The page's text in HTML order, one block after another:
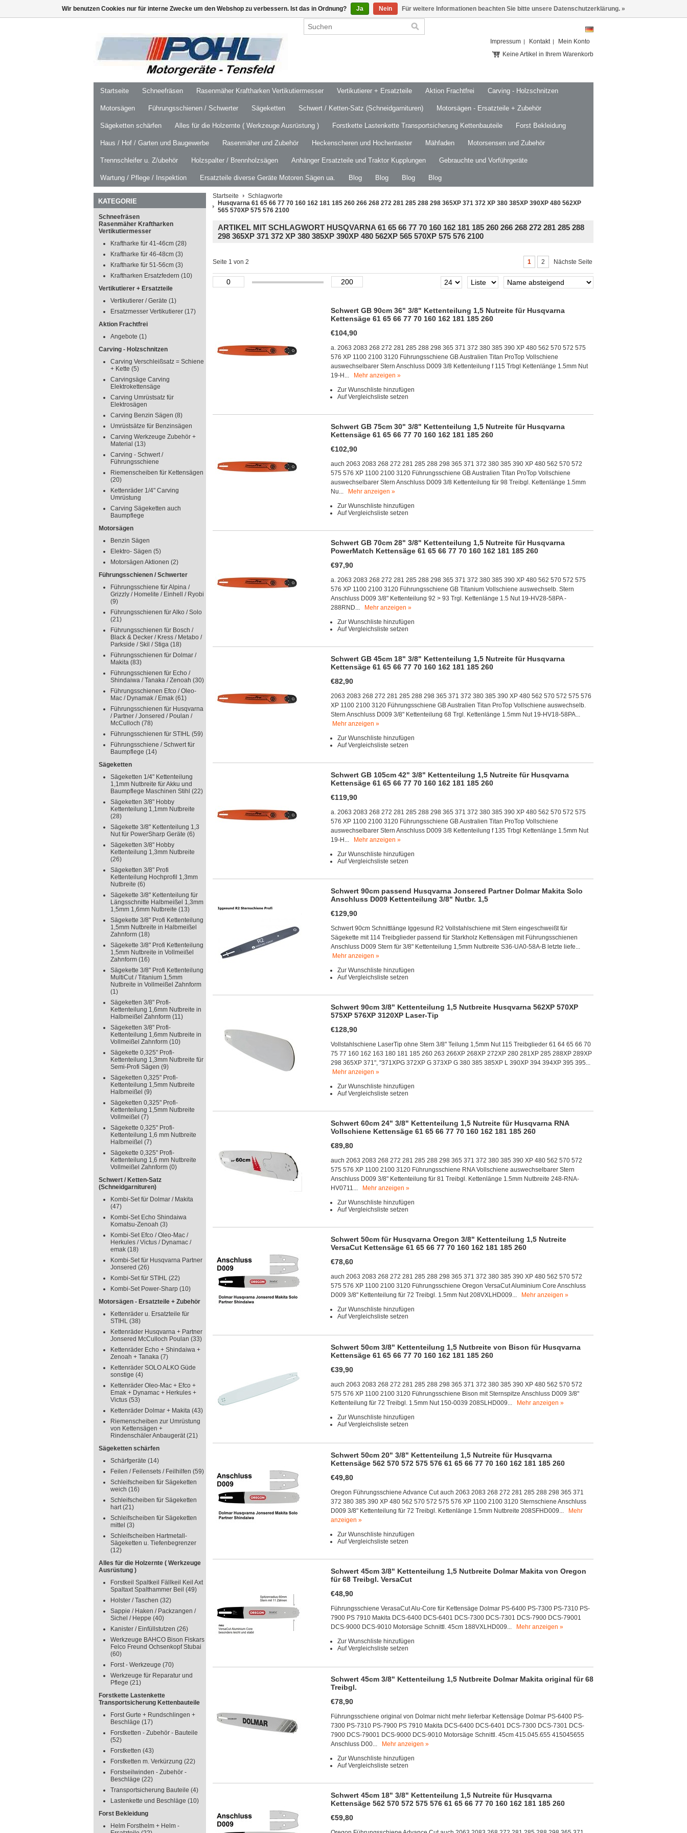
Impressum Kontakt
Mein Konto
Keine Artikel in Ihrem Warenkorb
Startseite Schneefräsen Rasenmäher Kraftharken Vertikutiermesser Vertikutierer + Ersatzteile Aktion Frachtfrei Carving - Holzschnitzen
Motorsägen Führungsschienen / Schwerter Sägeketten Schwert / Ketten-Satz (Schneidgarnituren) Motorsägen - Ersatzteile + Zubehör
Sägeketten schärfen Alles für die Holzernte ( Werkzeuge Ausrüstung ) Forstkette Lastenkette Transportsicherung Kettenbauteile Forst Bekleidung
Haus / Hof / Garten und Baugewerbe Rasenmäher und Zubehör Heckenscheren und Hochentaster Mähfaden Motorsensen und Zubehör
Trennschleifer u. Z/ubehör Holzspalter / Brennholzsägen Anhänger Ersatzteile und Traktor Kupplungen Gebrauchte und Vorführgeräte
Wartung / Pflege / Inspektion Ersatzteile diverse Geräte Motoren Sägen ua. Blog Blog Blog Blog
KATEGORIE
Schneefräsen
Rasenmäher Kraftharken
Vertikutiermesser
Kraftharke für 41-46cm (28)
Kraftharke für 46-48cm (3)
Kraftharke für 51-56cm (3)
Kraftharken Ersatzfedern (10)
Vertikutierer + Ersatzteile
Vertikutierer / Geräte (1)
Ersatzmesser Vertikutierer (17)
Aktion Frachtfrei
Angebote (1)
Carving - Holzschnitzen
Carving Verschleißsatz = Schiene
+ Kette (5)
Carvingsäge Carving
Elektrokettensäge
Carving Umrüstsatz für
Elektrosägen
Carving Benzin Sägen (8)
Umrüstsätze für Benzinsägen
Carving Werkzeuge Zubehör +
Material (13)
Carving - Schwert /
Führungsschiene
Riemenscheiben für Kettensägen
(20)
Kettenräder 1/4" Carving
Umrüstung
Carving Sägeketten auch
Baumpflege
Motorsägen
Benzin Sägen
Elektro- Sägen (5)
Motorsägen Aktionen (2)
Führungsschienen / Schwerter
Führungsschiene für Alpina /
Grizzly / Homelite / Einhell / Ryobi
(9)
Führungsschienen für Alko / Solo
(21)
Führungsschienen für Bosch /
Black & Decker / Kress / Metabo /
Parkside / Skil / Stiga (18)
Führungsschienen für Dolmar /
Makita (83)
Führungsschienen für Echo /
Shindaiwa / Tanaka / Zenoah (30)
Führungsschienen Efco / Oleo-
Mac / Dynamak / Emak (61)
Führungsschienen für Husqvarna
/ Partner / Jonsered / Poulan /
McCulloch (78)
Führungsschienen für STIHL (59)
Führungsschiene / Schwert für
Baumpflege (14)
Sägeketten
Sägeketten 1/4" Kettenteilung
1,1mm Nutbreite für Akku und
Baumpflege Maschinen Stihl (22)
Sägeketten 3/8" Hobby
Kettenteilung 1,1mm Nutbreite
(28)
Sägekette 3/8" Kettenteilung 1,3
Nut für PowerSharp Geräte (6)
Sägeketten 3/8" Hobby
Kettenteilung 1,3mm Nutbreite
(26)
Sägeketten 3/8" Profi
Kettenteilung Hochprofil 1,3mm
Nutbreite (6)
Sägekette 3/8" Kettenteilung für
Längsschnitte Halbmeißel 1,3mm
1,5mm 1,6mm Nutbreite (13)
Sägekette 3/8" Profi Kettenteilung
1,5mm Nutbreite in Halbmeißel
Zahnform (18)
Sägekette 3/8" Profi Kettenteilung
1,5mm Nutbreite in Vollmeißel
Zahnform (16)
Sägekette 3/8" Profi Kettenteilung
MultiCut / Titanium 1,5mm
Nutbreite in Vollmeißel Zahnform
(1)
Sägeketten 3/8" Profi-
Kettenteilung 1,6mm Nutbreite in
Halbmeißel Zahnform (11)
Sägeketten 3/8" Profi-
Kettenteilung 1,6mm Nutbreite in
Vollmeißel Zahnform (10)
Sägekette 0,325" Profi-
Kettenteilung 1,3mm Nutbreite für
Semi-Profi Sägen (9)
Sägeketten 0,325" Profi-
Kettenteilung 1,5mm Nutbreite
Halbmeißel (9)
Sägeketten 0,325" Profi-
Kettenteilung 1,5mm Nutbreite
Vollmeißel (7)
Sägekette 0,325" Profi-
Kettenteilung 1,6 mm Nutbreite
Halbmeißel (7)
Sägekette 0,325" Profi-
Kettenteilung 1,6 mm Nutbreite
Vollmeißel Zahnform (0)
Schwert / Ketten-Satz
(Schneidgarnituren)
Kombi-Set für Dolmar / Makita
(47)
Kombi-Set Echo Shindaiwa
Komatsu-Zenoah (3)
Kombi-Set Efco / Oleo-Mac /
Herkules / Victus / Dynamac /
emak (18)
Kombi-Set für Husqvarna Partner
Jonsered (26)
Kombi-Set für STIHL (22)
Kombi-Set Power-Sharp (10)
Motorsägen - Ersatzteile + Zubehör
Kettenräder u. Ersatzteile für
STIHL (38)
Kettenräder Husqvarna + Partner
Jonsered McCulloch Poulan (33)
Kettenräder Echo + Shindaiwa +
Zenoah + Tanaka (7)
Kettenräder SOLO ALKO Güde
sonstige (4)
Kettenräder Oleo-Mac + Efco +
Emak + Dynamac + Herkules +
Victus (53)
Kettenräder Dolmar + Makita (43)
Riemenscheiben zur Umrüstung
von Kettensägen +
Rindenschäler Anbaugerät(21)
Sägeketten schärfen
Schärfgeräte (14)
Feilen / Feilensets / Feilhilfen (59)
Schleifscheiben für Sägeketten
weich (16)
Schleifscheiben für Sägeketten
hart(21)
Schleifscheiben für Sägeketten
mittel (3)
Schleifscheiben Hartmetall-
Sägeketten u. Tiefenbegrenzer
(12)
Alles für die Holzernte ( Werkzeuge
Ausrüstung )
Forstkeil Spaltkeil Fällkeil Keil Axt
Spaltaxt Spalthammer Beil (49)
Holster / Taschen (32)
Sappie / Haken / Packzangen /
Sichel / Heppe (40)
Kanister / Einfüllstutzen (26)
Werkzeuge BAHCO Bison Fiskars
Felco Freund Ochsenkopf Stubai
(60)
Forst - Werkzeuge (70)
Werkzeuge für Reparatur und
Pflege (21)
Forstkette Lastenkette
Transportsicherung Kettenbauteile
Forst Gurte + Rundschlingen +
Beschläge (17)
Forstketten - Zubehör - Bauteile
(52)
Forstketten (43)
Forstketten m. Verkürzung (22)
Forstseilwinden - Zubehör -
Beschläge (22)
Transportsicherung Bauteile (4)
Lastenkette und Beschläge (10)
Forst Bekleidung
Helm Forsthelm + Helm -
Startseite
Schlagworte
Husqvarna 61 65 66 77 70 160 162 181 185 260 266 268 272 281 285 288 298 365XP 371 372 XP 380 385XP 390XP 480 562XP
565 570XP 575 576 2100
ARTIKEL MIT SCHLAGWORT HUSQVARNA 61 65 66 77 70 160 162 181 185 260 266 268 272 281 285 288
298 365XP 371 372 XP 380 385XP 390XP 480 562XP 565 570XP 575 576 2100
Seite 1 von 2 1 2 Nächste Seite
Schwert GB 90cm 36" 3/8" Kettenteilung 1,5 Nutreite für Husqvarna
Kettensäge 61 65 66 77 70 160 162 181 185 260
€104,90
a. 2063 2083 268 272 281 285 288 298 365 371 372 380 385 390 XP 480 562 570 572 575
576 XP 1100 2100 3120 Führungsschiene GB Australien Titan ProTop Vollschiene
auswechselbarer Stern Anschluss D009 3/8 Kettenteilung f 115 Trbgl Kettenlänge 1.5mm Nut
19-H...
Mehr anzeigen »
Zur Wunschliste hinzufügen
Auf Vergleichsliste setzen
Schwert GB 75cm 30" 3/8" Kettenteilung 1,5 Nutreite für Husqvarna
Kettensäge 61 65 66 77 70 160 162 181 185 260
€102,90
auch 2063 2083 268 272 281 285 288 298 365 371 372 380 385 390 XP 480 562 570 572
575 576 XP 1100 2100 3120 Führungsschiene GB Australien Titan ProTop Vollschiene
auswechselbarer Stern Anschluss D009 3/8 Kettenteilung für 98 Treibgl. Kettenlänge 1.5mm
Nu...
Mehr anzeigen »
Zur Wunschliste hinzufügen
Auf Vergleichsliste setzen
Schwert GB 70cm 28" 3/8" Kettenteilung 1,5 Nutreite für Husqvarna
PowerMatch Kettensäge 61 65 66 77 70 160 162 181 185 260
€97,90
a. 2063 2083 268 272 281 285 288 298 365 371 372 380 385 390 XP 480 562 570 572 575
576 XP 1100 2100 3120 Führungsschiene GB Titanium Vollschiene auswechselb. Stern
Anschluss D009 3/8" Kettenteilung 92 > 93 Trgl. Kettenlänge 1.5 Nut 19-HV28-58PA -
288RND...
Mehr anzeigen »
Zur Wunschliste hinzufügen
Auf Vergleichsliste setzen
Schwert GB 45cm 18" 3/8" Kettenteilung 1,5 Nutreite für Husqvarna
Kettensäge 61 65 66 77 70 160 162 181 185 260
€82,90
2063 2083 268 272 281 285 288 298 365 371 372 380 385 390 XP 480 562 570 572 575 576
XP 1100 2100 3120 Führungsschiene GB Australien Titan ProTop Vollschiene auswechselb.
Stern Anschluss D009 3/8" Kettenteilung 68 Trgl. Kettenlänge 1.5mm Nut 19-HV18-58PA...
Mehr anzeigen »
Zur Wunschliste hinzufügen
Auf Vergleichsliste setzen
Schwert GB 105cm 42" 3/8" Kettenteilung 1,5 Nutreite für Husqvarna
Kettensäge 61 65 66 77 70 160 162 181 185 260
€119,90
a. 2063 2083 268 272 281 285 288 298 365 371 372 380 385 390 XP 480 562 570 572 575
576 XP 1100 2100 3120 Führungsschiene GB Australien Titan ProTop Vollschiene
auswechselbarer Stern Anschluss D009 3/8 Kettenteilung f 135 Trbgl Kettenlänge 1.5mm Nut
19-H...
Mehr anzeigen »
Zur Wunschliste hinzufügen
Auf Vergleichsliste setzen
Schwert 90cm passend Husqvarna Jonsered Partner Dolmar Makita Solo
Anschluss D009 Kettenteilung 3/8" Nutbr. 1,5
€129,90
Schwert 90cm Schnittlänge Iggesund R2 Vollstahlschiene mit Stern eingeschweißt für
Sägekette mit 114 Treibglieder passend für Starkholz Kettensägen mit Führungsschienen
Anschluss D009 Stern für 3/8" Kettenteilung 1,5mm Nutbreite S36-UA0-58A-B letzte liefe...
Mehr anzeigen »
Zur Wunschliste hinzufügen
Auf Vergleichsliste setzen
Schwert 90cm 3/8" Kettenteilung 1,5 Nutbreite Husqvarna 562XP 570XP
575XP 576XP 3120XP Laser-Tip
€128,90
Vollstahlschiene LaserTip ohne Stern 3/8" Teilung 1,5mm Nut 115 Treibglieder 61 64 65 66 70
75 77 160 162 163 180 181 185 260 263 266XP 268XP 272XP 280 281XP 285 288XP 289XP
298 365XP 371", "371XPG 372XP G 373XP G 380 385 385XP L 390XP 394 394XP 395 395...
Mehr anzeigen »
Zur Wunschliste hinzufügen
Auf Vergleichsliste setzen
Schwert 60cm 24" 3/8" Kettenteilung 1,5 Nutreite für Husqvarna RNA
Vollschiene Kettensäge 61 65 66 77 70 160 162 181 185 260
€89,80
auch 2063 2083 268 272 281 285 288 298 365 371 372 380 385 390 XP 480 562 570 572
575 576 XP 1100 2100 3120 Führungsschiene RNA Vollschiene auswechselbarer Stern
Anschluss D009 3/8" Kettenteilung für 81 Treibgl. Kettenlänge 1.5mm Nutbreite 248-RNA-
HV0711...
Mehr anzeigen »
Zur Wunschliste hinzufügen
Auf Vergleichsliste setzen
Schwert 50cm für Husqvarna Oregon 3/8" Kettenteilung 1,5 Nutreite
VersaCut Kettensäge 61 65 66 77 70 160 162 181 185 260
€78,60
auch 2063 2083 268 272 281 285 288 298 365 371 372 380 385 390 XP 480 562 570 572
575 576 XP 1100 2100 3120 Führungsschiene Oregon VersaCut Aluminium Core Anschluss
D009 3/8" Kettenteilung für 72 Treibgl. 1.5mm Nut 208VXLHD009...
Mehr anzeigen »
Zur Wunschliste hinzufügen
Auf Vergleichsliste setzen
Schwert 50cm 3/8" Kettenteilung 1,5 Nutbreite von Bison für Husqvarna
Kettensäge 61 65 66 77 70 160 162 181 185 260
€39,90
auch 2063 2083 268 272 281 285 288 298 365 371 372 380 385 390 XP 480 562 570 572
575 576 XP 1100 2100 3120 Führungsschiene Bison mit Sternspitze Anschluss D009 3/8"
Kettenteilung für 72 Treibgl. 1.5mm Nut 150-0039 208SLHD009...
Mehr anzeigen »
Zur Wunschliste hinzufügen
Auf Vergleichsliste setzen
Schwert 50cm 20" 3/8" Kettenteilung 1,5 Nutreite für Husqvarna
Kettensäge 562 570 572 575 576 61 65 66 77 70 160 162 181 185 260
€49,80
Oregon Führungsschiene Advance Cut auch 2063 2083 268 272 281 285 288 298 365 371
372 380 385 390 XP 480 562 570 572 575 576 XP 1100 2100 3120 Sternschiene Anschluss
D009 3/8" Kettenteilung für 72 Treibgl. Kettenlänge 1.5mm Nutbreite 208SFHD009...
Mehr
anzeigen »
Zur Wunschliste hinzufügen
Auf Vergleichsliste setzen
Schwert 45cm 3/8" Kettenteilung 1,5 Nutbreite Dolmar Makita von Oregon
für 68 Treibgl. VersaCut
€48,90
Führungsschiene VerasaCut Alu-Core für Kettensäge Dolmar PS-6400 PS-7300 PS-7310 PS-
7900 PS 7910 Makita DCS-6400 DCS-6401 DCS-7300 DCS-7301 DCS-7900 DCS-79001
DCS-9000 DCS-9010 Motorsäge Schnittl. 45cm 188VXLHD009...
Mehr anzeigen »
Zur Wunschliste hinzufügen
Auf Vergleichsliste setzen
Schwert 45cm 3/8" Kettenteilung 1,5 Nutbreite Dolmar Makita original für 68
Treibgl.
€78,90
Führungsschiene original von Dolmar nicht mehr lieferbar Kettensäge Dolmar PS-6400 PS-
7300 PS-7310 PS-7900 PS 7910 Makita DCS-6400 DCS-6401 DCS-7300 DCS-7301 DCS-
7900 DCS-79001 DCS-9000 DCS-9010 Motorsäge Schnittl. 45cm 415.045.655 415045655
Anschluss D00...
Mehr anzeigen »
Zur Wunschliste hinzufügen
Auf Vergleichsliste setzen
Schwert 45cm 18" 3/8" Kettenteilung 1,5 Nutreite für Husqvarna
Kettensäge 562 570 572 575 576 61 65 66 77 70 160 162 181 185 260
€59,80
Wir benutzen Cookies nur für interne Zwecke um den Webshop zu verbessern. Ist das in Ordnung? Ja Nein Für weitere Informationen beachten Sie bitte unsere Datenschutzerklärung. »